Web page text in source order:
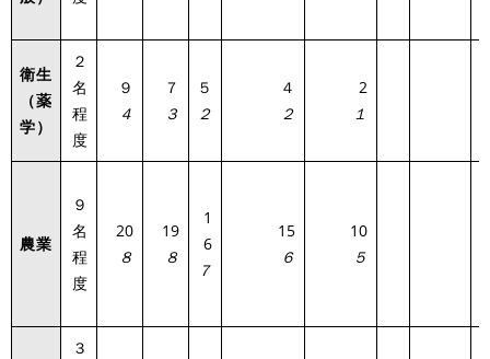
衛生
（薬
学）
２
名
程
度
９
４
７
３
５
２
４
２
2
１
農業
９
名
程
度
20
８
19
８
1
6
７
15
６
10
５
３